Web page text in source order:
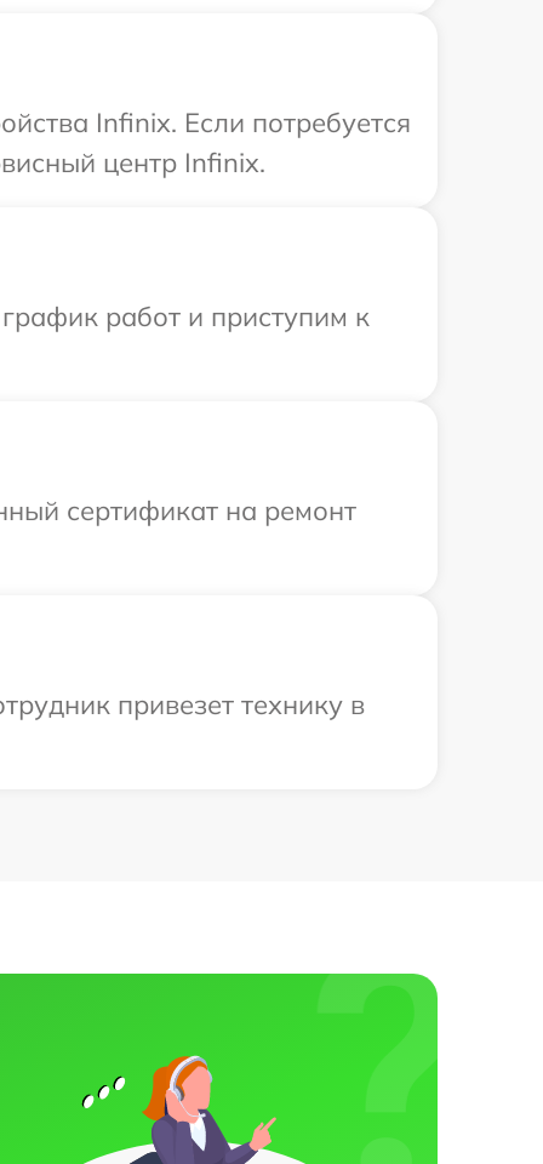
Infinix. Если потребуется
центр Infinix.
работ и приступим к
сертификат на ремонт
привезет технику в